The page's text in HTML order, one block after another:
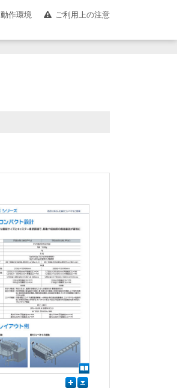
動作環境 ご利用上の注意